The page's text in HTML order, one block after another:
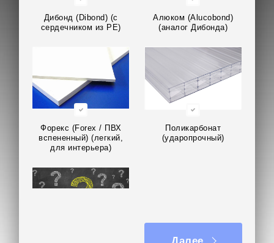
Дибонд (Dibond) (с
сердечником из PE)
Алюком (Alucobond)
(аналог Дибонда)
Форекс (Forex / ПВХ
вспененный) (легкий,
для интерьера)
Поликарбонат
(ударопрочный)
Далее